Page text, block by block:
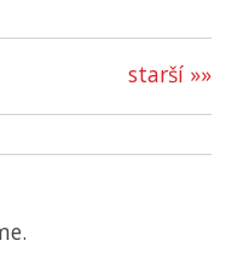
starší »»